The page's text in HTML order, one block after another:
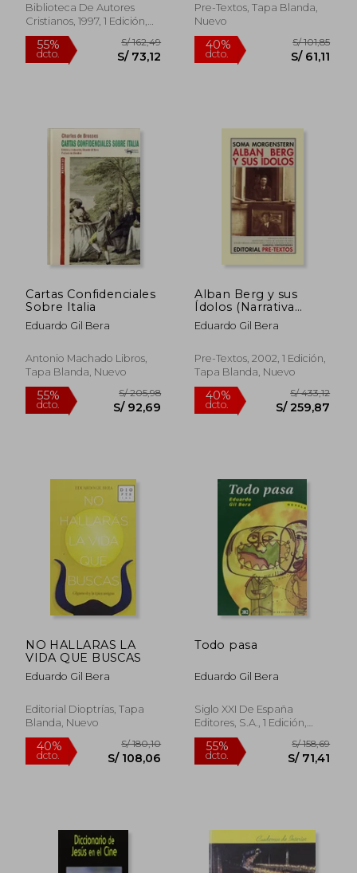
55%
dcto.
S/ 231,97
S/ 104,39
55%
dcto.
Biblioteca De Autores
Cristianos, 1997, 1 Edición,
Tapa Blanda,
55%
dcto. S/ 73,12
Pre-Textos, Tapa Blanda,
Nuevo
40%
dcto.
Cartas Confidenciales
Sobre Italia
Eduardo Gil Bera
Antonio Machado Libros,
Tapa Blanda, Nuevo
Alban Berg y sus
Ídolos (Narrativa
Contemporánea)
Eduardo Gil Bera
Pre-Textos, 2002, 1 Edición,
Tapa Blanda, Nuevo
NO HALLARAS LA
VIDA QUE BUSCAS
Eduardo Gil Bera
Editorial Dioptrías, Tapa
Blanda, Nuevo
Todo pasa
Eduardo Gil Bera
Siglo XXI De España
Editores, S.A., 1 Edición,
Tapa Blanda, Nuevo